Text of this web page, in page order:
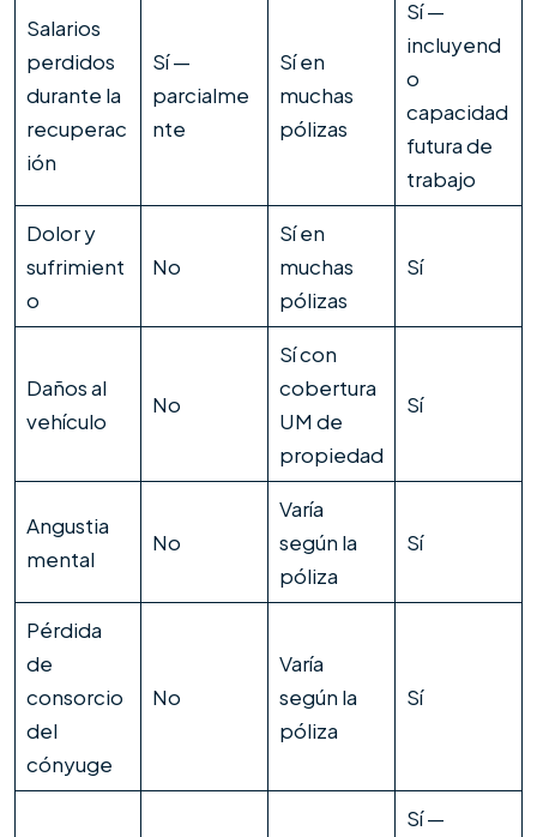
Salarios
perdidos
durante la
recuperac
ión
Sí —
parcialme
nte
Sí en
muchas
pólizas
Sí —
incluyend
o
capacidad
futura de
trabajo
Dolor y
sufrimient
o
No
Sí en
muchas
pólizas
Sí
Daños al
vehículo
No
Sí con
cobertura
UM de
propiedad
Sí
Angustia
mental
No
Varía
según la
póliza
Sí
Pérdida
de
consorcio
del
cónyuge
No
Varía
según la
póliza
Sí
Sí —